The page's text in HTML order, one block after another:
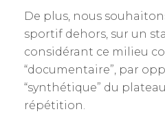
De plus, nous
sportif dehors, sur un
considérant ce milieu
“documentaire”, par
“synthétique” du
répétition.